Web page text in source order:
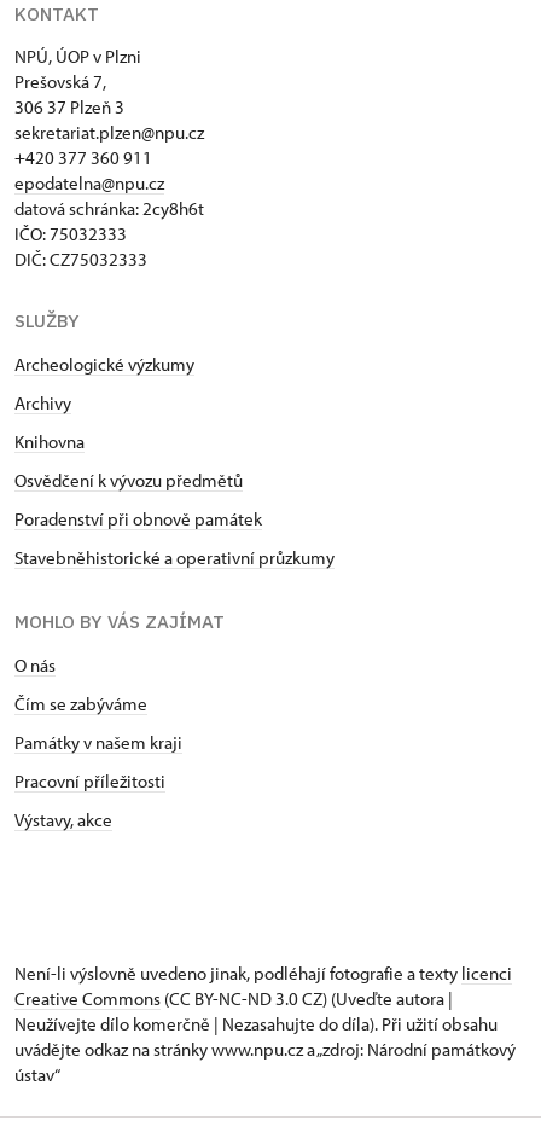
KONTAKT
NPÚ, ÚOP v Plzni
Prešovská 7,
306 37 Plzeň 3
sekretariat.plzen@npu.cz
+420 377 360 911
epodatelna@npu.cz
datová schránka: 2cy8h6t​
IČO: 75032333
DIČ: CZ75032333
SLUŽBY
Archeologické výzkumy
Archivy
Knihovna
Osvědčení k vývozu předmětů
Poradenství při obnově památek
Stavebněhistorické a operativní průzkumy
MOHLO BY VÁS ZAJÍMAT
O nás
Čím se zabýváme
Památky v našem kraji
Pracovní příležitosti
Výstavy, akce
Není-li výslovně uvedeno jinak, podléhají fotografie a texty licenci
Creative Commons (CC BY-NC-ND 3.0 CZ) (Uveďte autora |
Neužívejte dílo komerčně | Nezasahujte do díla). Při užití obsahu
uvádějte odkaz na stránky www.npu.cz a „zdroj: Národní památkový
ústav“